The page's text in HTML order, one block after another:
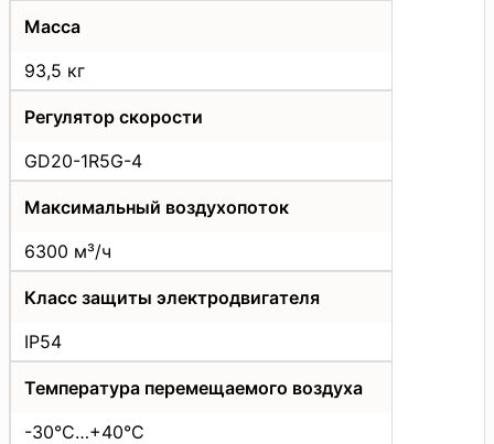
Масса
93,5 кг
Регулятор скорости
GD20-1R5G-4
Максимальный воздухопоток
6300 м³/ч
Класс защиты электродвигателя
IP54
Температура перемещаемого воздуха
-30°C…+40°C